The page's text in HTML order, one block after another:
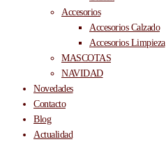
Accesorios
Accesorios Calzado
Accesorios Limpieza
MASCOTAS
NAVIDAD
Novedades
Contacto
Blog
Actualidad